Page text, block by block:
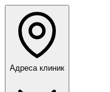
Адреса клиник